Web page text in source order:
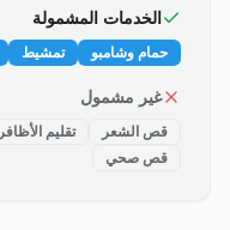
الخدمات المشمولة
حمام وشامبو تمشيط
غير مشمول
قص الشعر تقليم الأظافر
قص صحي